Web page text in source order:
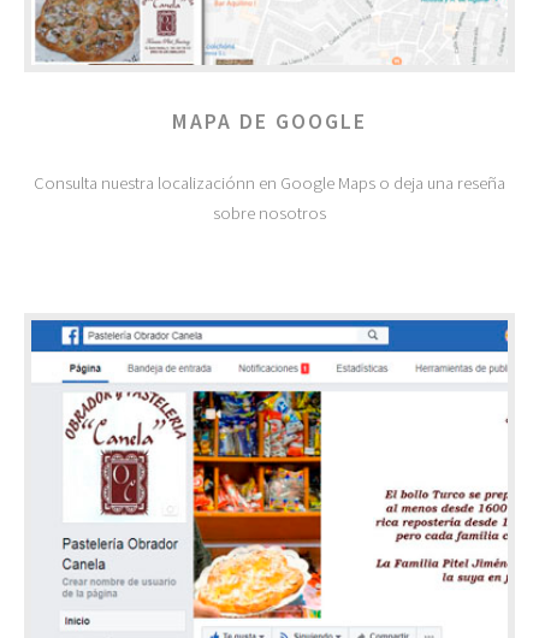
MAPA DE GOOGLE
Consulta nuestra localizaciónn en Google Maps o deja una reseña
sobre nosotros